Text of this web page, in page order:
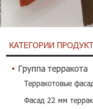
КАТЕГОРИИ
Группа терракота
Терракотовые
Фасад 22 мм